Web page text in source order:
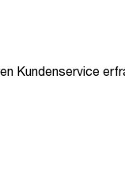
Kundenservice